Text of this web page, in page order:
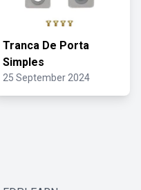
Tranca De Porta
Simples
25 September 2024